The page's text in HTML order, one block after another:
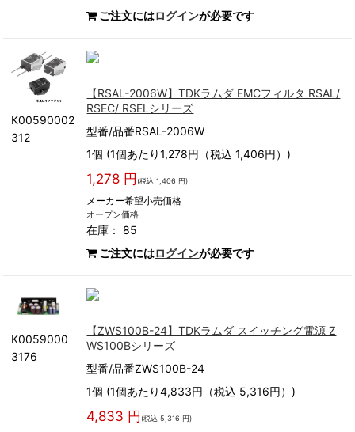
ご注文にはログインが必要です
K00590002
312
【RSAL-2006W】TDKラムダ EMCフィルタ RSAL/
RSEC/ RSELシリーズ
型番/品番RSAL-2006W
1個 (1個あたり1,278円（税込 1,406円）)
1,278 円 (税込 1,406 円)
メーカー希望小売価格
オープン価格
在庫： 85
ご注文にはログインが必要です
K0059000
3176
【ZWS100B-24】TDKラムダ スイッチング電源 Z
WS100Bシリーズ
型番/品番ZWS100B-24
1個 (1個あたり4,833円（税込 5,316円）)
4,833 円 (税込 5,316 円)